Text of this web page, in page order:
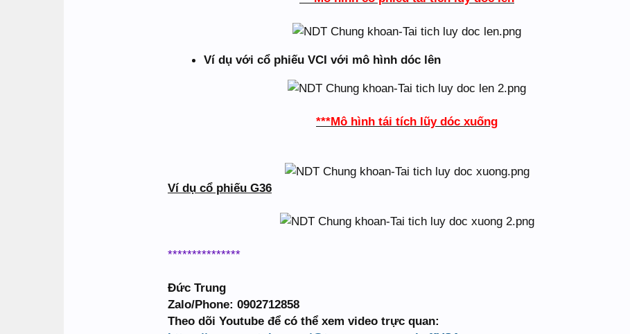
Ví dụ với cổ phiếu VCI với mô hình dóc lên
***Mô hình tái tích lũy dóc xuống
Ví dụ cổ phiếu G36
***************
Đức Trung
Zalo/Phone: 0902712858
Theo dõi Youtube để có thể xem video trực quan: